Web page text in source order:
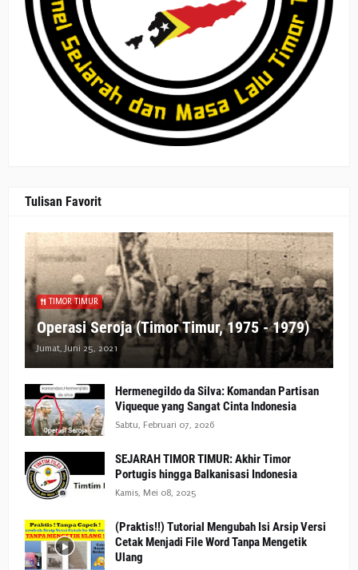
Tulisan Favorit
TIMOR TIMUR
Operasi Seroja (Timor Timur, 1975 - 1979)
Jumat, Juni 25, 2021
Hermenegildo da Silva: Komandan Partisan
Viqueque yang Sangat Cinta Indonesia
Sabtu, Februari 07, 2026
SEJARAH TIMOR TIMUR: Akhir Timor
Portugis hingga Balkanisasi Indonesia
Kamis, Mei 08, 2025
(Praktis!!) Tutorial Mengubah Isi Arsip Versi
Cetak Menjadi File Word Tanpa Mengetik
Ulang